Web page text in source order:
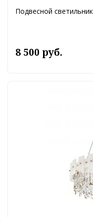
Подвесной
8 500 руб.